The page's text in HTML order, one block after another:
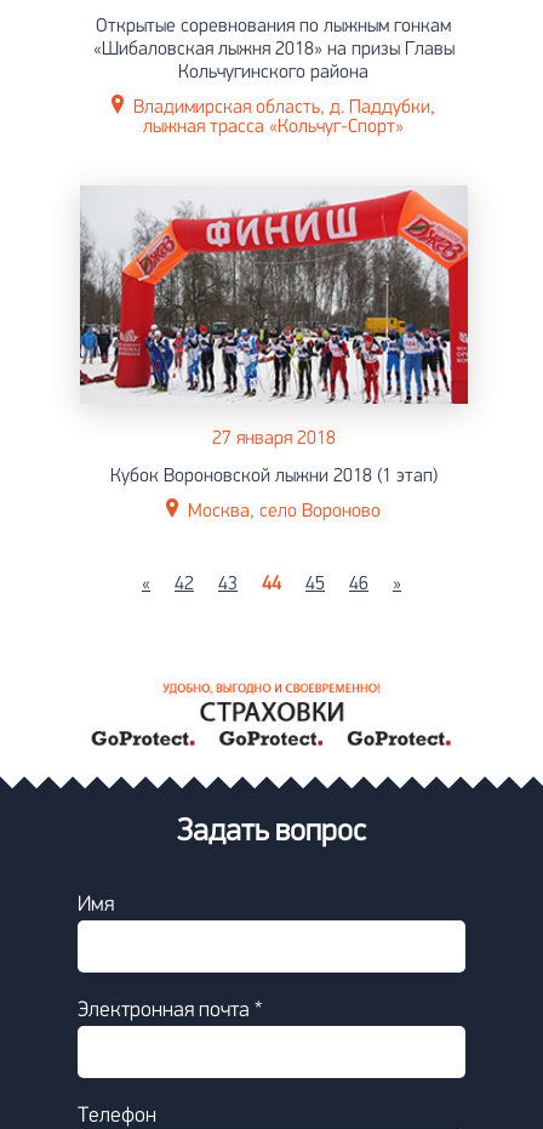
Открытые соревнования по лыжным гонкам
«Шибаловская лыжня 2018» на призы Главы
Кольчугинского района
Владимирская область, д. Паддубки,
лыжная трасса «Кольчуг-Спорт»
27 января 2018
Кубок Вороновской лыжни 2018 (1 этап)
Москва, село Вороново
« 42 43 44 45 46 »
Задать вопрос
Имя
Электронная почта *
Телефон